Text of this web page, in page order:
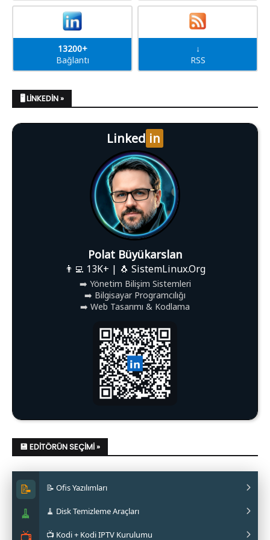
13200+
Bağlantı
↓
RSS
🖥️ LINKEDIN »
Linked in
Polat Büyükarslan
👨‍💻 13K+ | 🐧 SistemLinux.Org
➡️ Yönetim Bilişim Sistemleri
➡️ Bilgisayar Programcılığı
➡️ Web Tasarımı & Kodlama
💾 EDITÖRÜN SEÇIMI »
📝
🧹
📝 Ofis Yazılımları
✔ LibreOffice Nasıl Kurulur?
✔ WPS Office Nasıl Kurulur?
🧹 Disk Temizleme Araçları
✔ Stacer Nedir? Nasıl Kurulur?
📺 Kodi + Kodi IPTV Kurulumu